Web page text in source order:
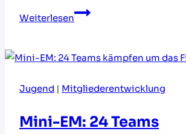
Weiterlesen
Jetzt
im
2026
Jugend | Mitgliederentwicklung
Mini-EM: 24 Teams